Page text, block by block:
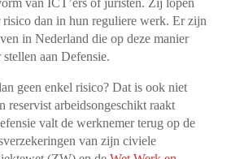
dan in hun reguliere werk. Er zijn
in Nederland die op deze manier
aan Defensie.
geen enkel risico? Dat is ook niet
reservist arbeidsongeschikt raakt
valt de werknemer terug op de
van zijn civiele